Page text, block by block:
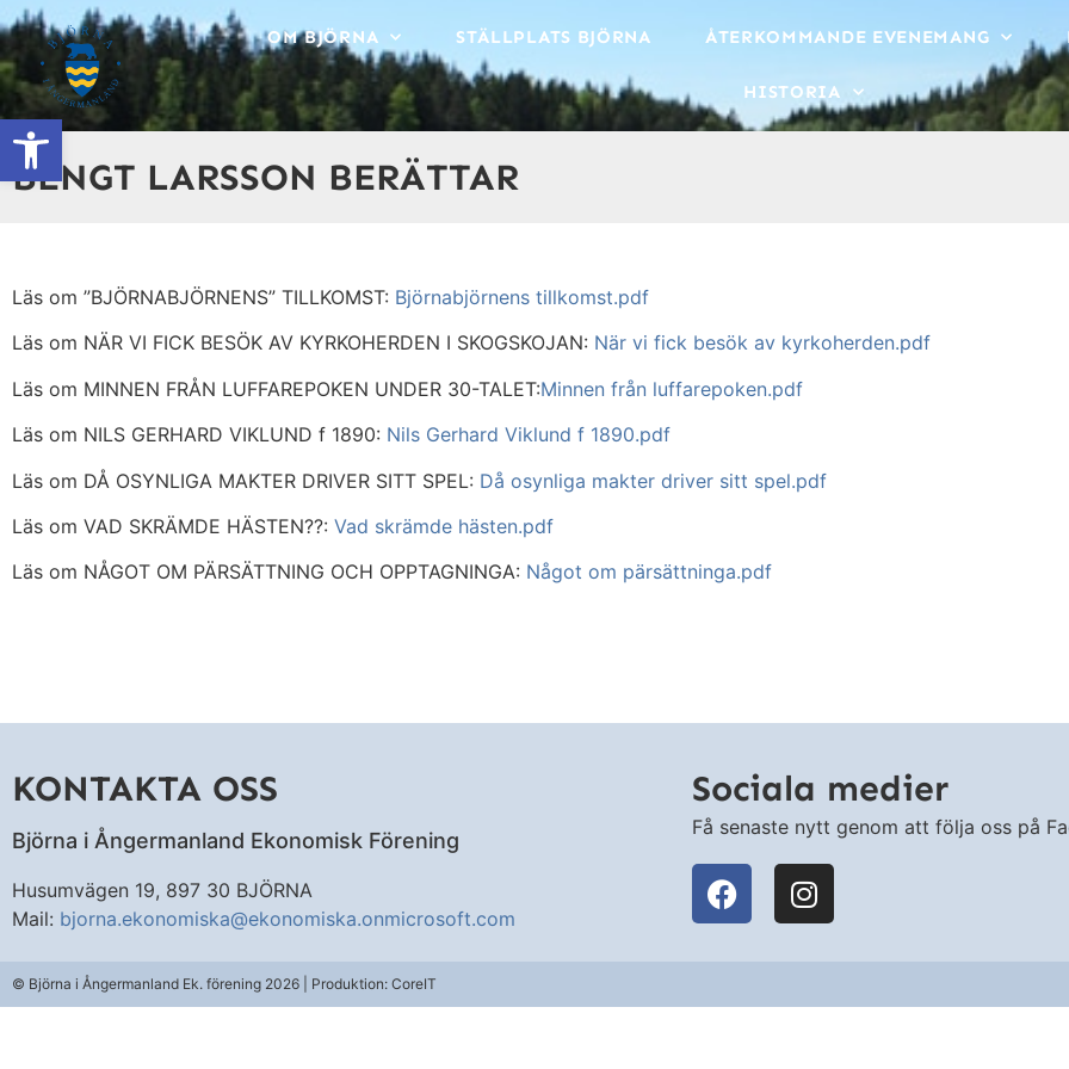
content
OM BJÖRNA STÄLLPLATS BJÖRNA ÅTERKOMMANDE EVENEMANG
HISTORIA
BENGT LARSSON BERÄTTAR
Läs om ”BJÖRNABJÖRNENS” TILLKOMST: Björnabjörnens tillkomst.pdf
Läs om NÄR VI FICK BESÖK AV KYRKOHERDEN I SKOGSKOJAN: När vi fick besök av kyrkoherden.pdf
Läs om MINNEN FRÅN LUFFAREPOKEN UNDER 30-TALET:Minnen från luffarepoken.pdf
Läs om NILS GERHARD VIKLUND f 1890: Nils Gerhard Viklund f 1890.pdf
Läs om DÅ OSYNLIGA MAKTER DRIVER SITT SPEL: Då osynliga makter driver sitt spel.pdf
Läs om VAD SKRÄMDE HÄSTEN??: Vad skrämde hästen.pdf
Läs om NÅGOT OM PÄRSÄTTNING OCH OPPTAGNINGA: Något om pärsättninga.pdf
KONTAKTA OSS
Björna i Ångermanland Ekonomisk Förening
Husumvägen 19, 897 30 BJÖRNA
Mail: bjorna.ekonomiska@ekonomiska.onmicrosoft.com
Sociala medier
Få senaste nytt genom att följa oss på
© Björna i Ångermanland Ek. förening 2026 | Produktion: CoreIT
Open toolbar